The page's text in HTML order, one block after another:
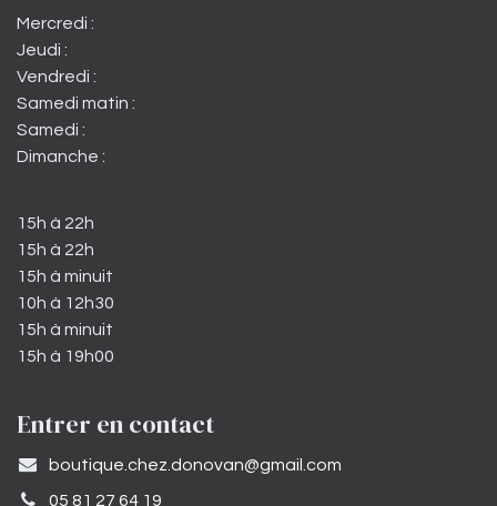
Mercredi :
Jeudi :
Vendredi :
Samedi matin :
Samedi :
Dimanche :
15h à 22h
15h à 22h
15h à minuit
10h à 12h30
15h à minuit
15h à 19h00
Entrer en contact
​boutique.chez.donovan@gmail.com​
05 81 27 64 19